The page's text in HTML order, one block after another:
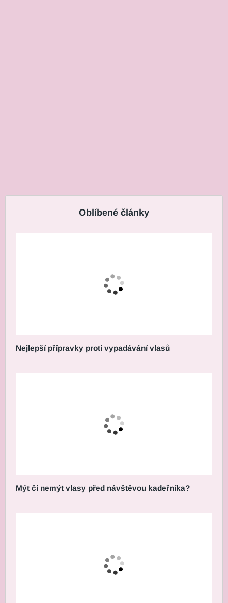
Oblíbené články
Nejlepší přípravky proti vypadávání vlasů
Mýt či nemýt vlasy před návštěvou kadeřníka?